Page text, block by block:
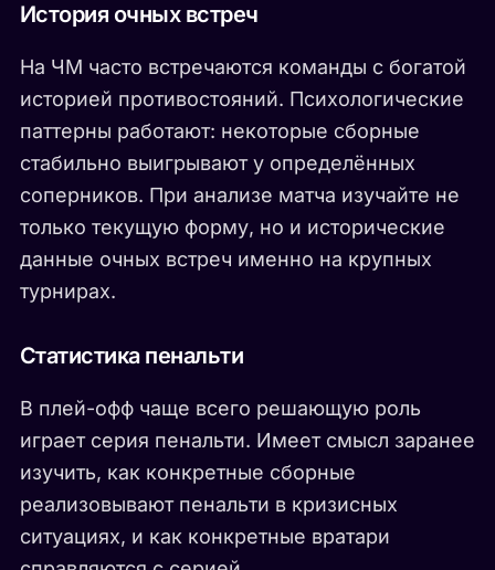
История очных встреч
На ЧМ часто встречаются команды с богатой
историей противостояний. Психологические
паттерны работают: некоторые сборные
стабильно выигрывают у определённых
соперников. При анализе матча изучайте не
только текущую форму, но и исторические
данные очных встреч именно на крупных
турнирах.
Статистика пенальти
В плей-офф чаще всего решающую роль
играет серия пенальти. Имеет смысл заранее
изучить, как конкретные сборные
реализовывают пенальти в кризисных
ситуациях, и как конкретные вратари